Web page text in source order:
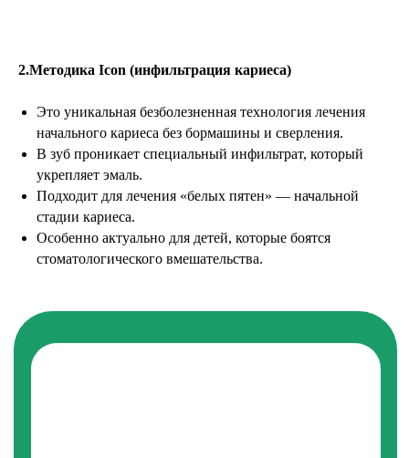
2.Методика Icon (инфильтрация кариеса)
Это уникальная безболезненная технология лечения
начального кариеса без бормашины и сверления.
В зуб проникает специальный инфильтрат, который
укрепляет эмаль.
Подходит для лечения «белых пятен» — начальной
стадии кариеса.
Особенно актуально для детей, которые боятся
стоматологического вмешательства.